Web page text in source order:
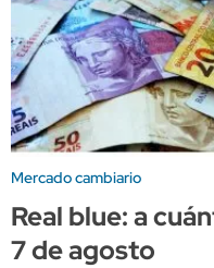
Mercado cambiario
Real blue: a
7 de agosto